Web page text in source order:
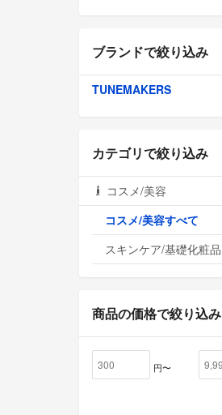
ブランドで絞り込み
TUNEMAKERS
カテゴリで絞り込み
コスメ/美容
コスメ/美容すべて
スキンケア/基礎化粧品
商品の価格で絞り込み
円〜